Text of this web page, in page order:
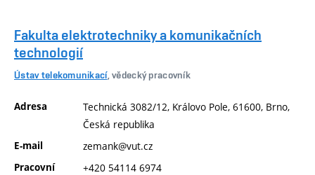
Fakulta elektrotechniky a komunikačních
technologií
Ústav telekomunikací, vědecký pracovník
Adresa
Technická 3082/12, Královo Pole, 61600, Brno,
Česká republika
E-mail zemank@vut.cz
Pracovní
+420 54114 6974